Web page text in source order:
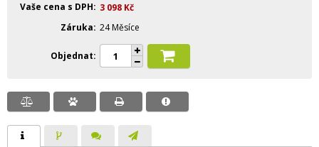
Vaše cena s DPH
3 098 Kč
Záruka 24 Měsíce
Objednat